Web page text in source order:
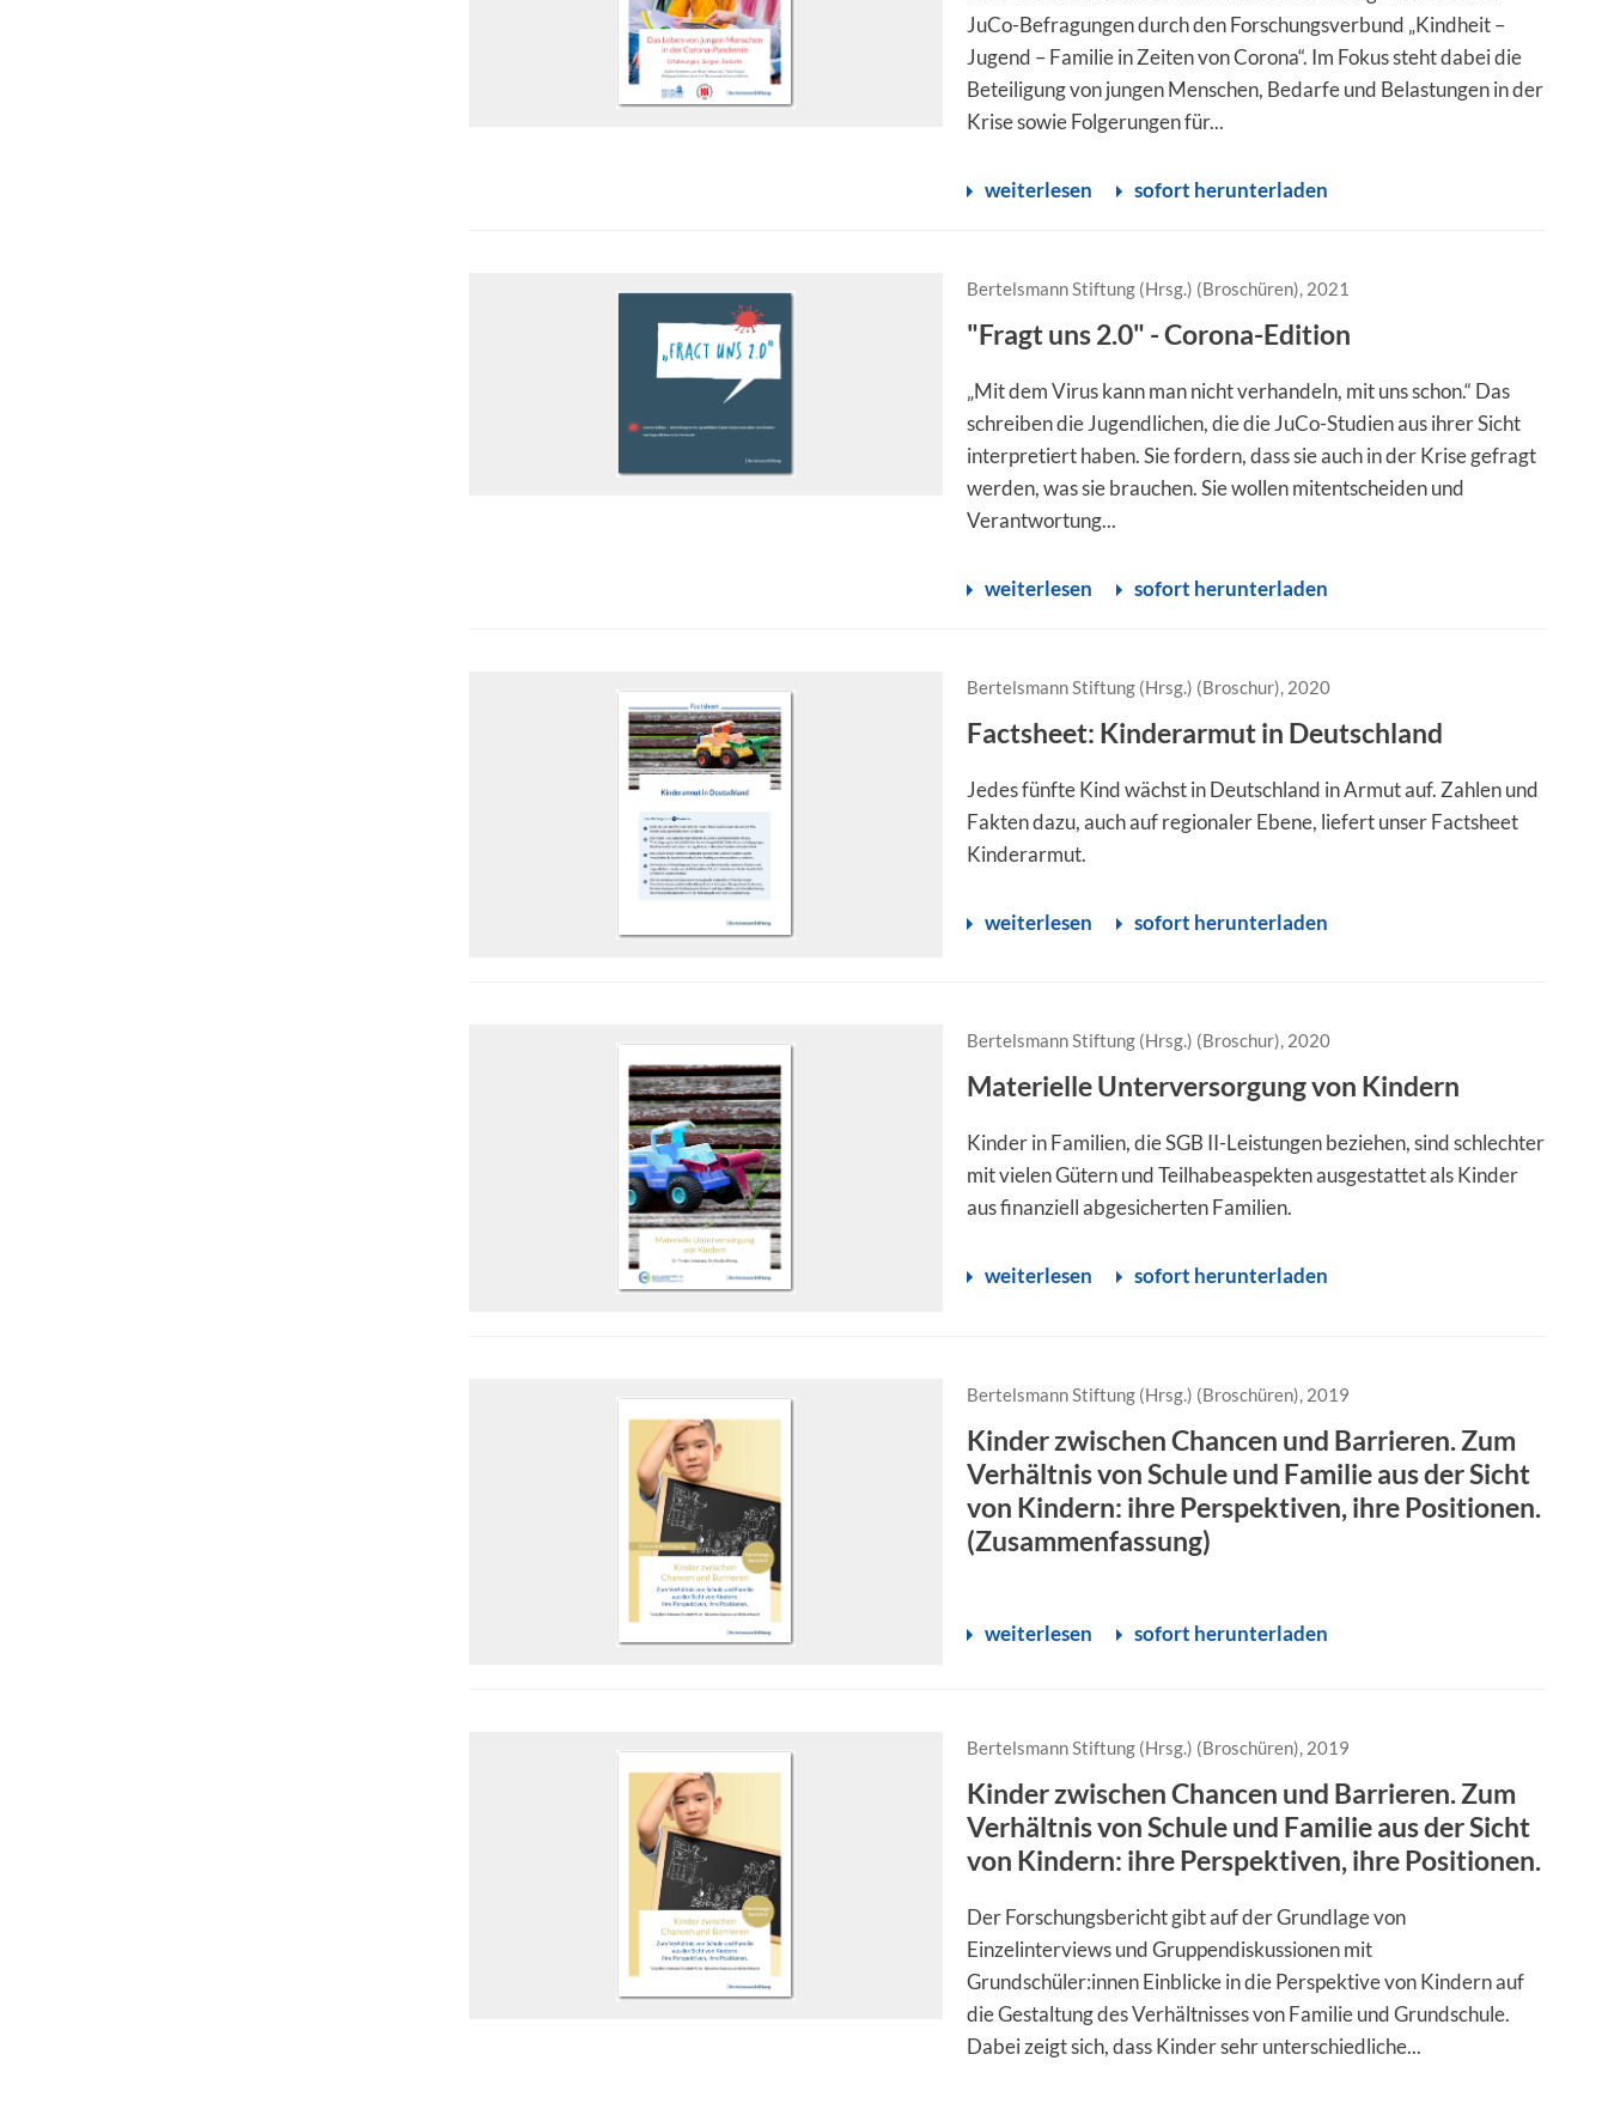
JuCo-Befragungen durch den Forschungsverbund „Kindheit –
Jugend – Familie in Zeiten von Corona“. Im Fokus steht dabei die
Beteiligung von jungen Menschen, Bedarfe und Belastungen in der
Krise sowie Folgerungen für...
weiterlesen sofort herunterladen
Bertelsmann Stiftung (Hrsg.) (Broschüren), 2021
"Fragt uns 2.0" - Corona-Edition
„Mit dem Virus kann man nicht verhandeln, mit uns schon.“ Das
schreiben die Jugendlichen, die die JuCo-Studien aus ihrer Sicht
interpretiert haben. Sie fordern, dass sie auch in der Krise gefragt
werden, was sie brauchen. Sie wollen mitentscheiden und
Verantwortung...
weiterlesen sofort herunterladen
Bertelsmann Stiftung (Hrsg.) (Broschur), 2020
Factsheet: Kinderarmut in Deutschland
Jedes fünfte Kind wächst in Deutschland in Armut auf. Zahlen und
Fakten dazu, auch auf regionaler Ebene, liefert unser Factsheet
Kinderarmut.
weiterlesen sofort herunterladen
Bertelsmann Stiftung (Hrsg.) (Broschur), 2020
Materielle Unterversorgung von Kindern
Kinder in Familien, die SGB II-Leistungen beziehen, sind schlechter
mit vielen Gütern und Teilhabeaspekten ausgestattet als Kinder
aus finanziell abgesicherten Familien.
weiterlesen sofort herunterladen
Bertelsmann Stiftung (Hrsg.) (Broschüren), 2019
Kinder zwischen Chancen und Barrieren. Zum
Verhältnis von Schule und Familie aus der Sicht
von Kindern: ihre Perspektiven, ihre Positionen.
(Zusammenfassung)
weiterlesen sofort herunterladen
Bertelsmann Stiftung (Hrsg.) (Broschüren), 2019
Kinder zwischen Chancen und Barrieren. Zum
Verhältnis von Schule und Familie aus der Sicht
von Kindern: ihre Perspektiven, ihre Positionen.
Der Forschungsbericht gibt auf der Grundlage von
Einzelinterviews und Gruppendiskussionen mit
Grundschüler:innen Einblicke in die Perspektive von Kindern auf
die Gestaltung des Verhältnisses von Familie und Grundschule.
Dabei zeigt sich, dass Kinder sehr unterschiedliche...